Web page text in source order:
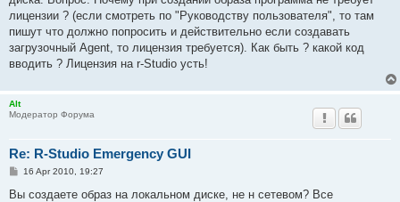
лицензии ? (если смотреть по "Руководству пользователя", то там
пишут что должно попросить и действительно если создавать
загрузочный Agent, то лицензия требуется). Как быть ? какой код
вводить ? Лицензия на r-Studio усть!
Alt
Модератор Форума
Re: R-Studio Emergency GUI
P
s
16 Apr 2010, 19:27
Вы создаете образ на локальном диске, не н сетевом? Все